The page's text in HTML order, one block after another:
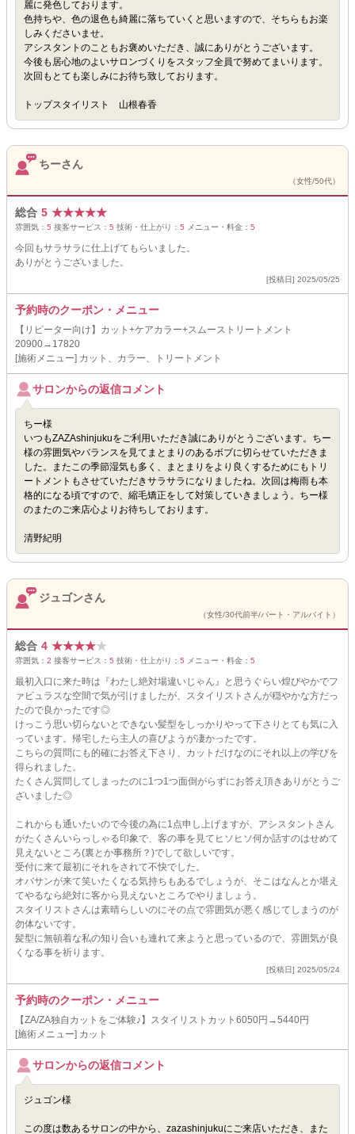
麗に発色しております。
色持ちや、色の退色も綺麗に落ちていくと思いますので、そちらもお楽
しみくださいませ。
アシスタントのこともお褒めいただき、誠にありがとうございます。
今後も居心地のよいサロンづくりをスタッフ全員で努めてまいります。
次回もとても楽しみにお待ち致しております。
トップスタイリスト 山根春香
ちーさん
（女性/50代）
総合 5 ★★★★★
雰囲気： 5 接客サービス： 5 技術・仕上がり： 5 メニュー・料金： 5
今回もサラサラに仕上げてもらいました。
ありがとうございました。
[投稿日] 2025/05/25
予約時のクーポン・メニュー
【リピーター向け】カット+ケアカラー+スムーストリートメント
20900→17820
[施術メニュー] カット、カラー、トリートメント
サロンからの返信コメント
ちー様
いつもZAZAshinjukuをご利用いただき誠にありがとうございます。ちー
様の雰囲気やバランスを見てまとまりのあるボブに切らせていただきま
した。またこの季節湿気も多く、まとまりをより良くするためにもトリ
ートメントもさせていただきサラサラになりましたね。次回は梅雨も本
格的になる頃ですので、縮毛矯正をして対策していきましょう。ちー様
のまたのご来店心よりお待ちしております。
清野紀明
ジュゴンさん
（女性/30代前半/パート・アルバイト）
総合 4 ★★★★★
雰囲気： 2 接客サービス： 5 技術・仕上がり： 5 メニュー・料金： 5
最初入口に来た時は『わたし絶対場違いじゃん』と思うぐらい煌びやかでフ
ァビュラスな空間で気が引けましたが、スタイリストさんが穏やかな方だっ
たので良かったです◎
けっこう思い切らないとできない髪型をしっかりやって下さりとても気に入
っています。帰宅したら主人の喜びようが凄かったです。
こちらの質問にも的確にお答え下さり、カットだけなのにそれ以上の学びを
得られました。
たくさん質問してしまったのに1つ1つ面倒がらずにお答え頂きありがとうご
ざいました◎
これからも通いたいので今後の為に1点申し上げますが、アシスタントさん
がたくさんいらっしゃる印象で、客の事を見てヒソヒソ何か話すのはせめて
見えないところ(裏とか事務所？)でして欲しいです。
受付に来て最初にそれをされて不快でした。
オバサンが来て笑いたくなる気持ちもあるでしょうが、そこはなんとか堪え
てやるなら絶対に客から見えないところでやりましょう。
スタイリストさんは素晴らしいのにその点で雰囲気が悪く感じてしまうのが
勿体ないです。
髪型に無頓着な私の知り合いも連れて来ようと思っているので、雰囲気が良
くなる事を祈ります。
[投稿日] 2025/05/24
予約時のクーポン・メニュー
【ZA/ZA独自カットをご体験♪】スタイリストカット6050円→5440円
[施術メニュー] カット
サロンからの返信コメント
ジュゴン様
この度は数あるサロンの中から、zazashinjukuにご来店いただき、また